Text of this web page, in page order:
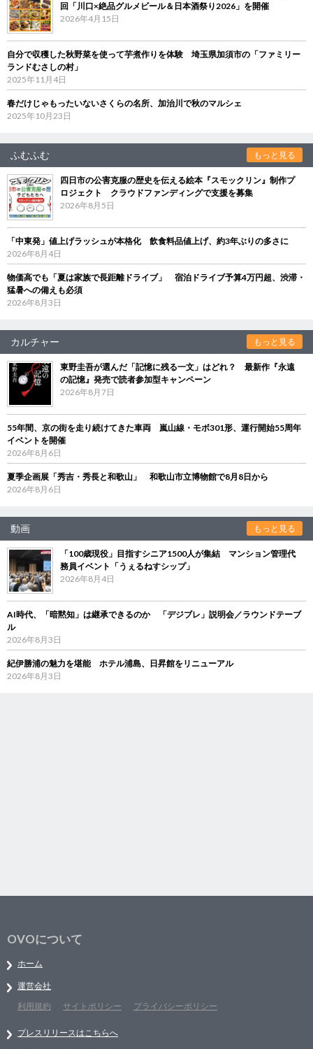
回「川口×絶品グルメビール＆日本酒祭り2026」を開催
2026年4月15日
自分で収穫した秋野菜を使って芋煮作りを体験 埼玉県加須市の「ファミリー
ランドむさしの村」
2025年11月4日
春だけじゃもったいないさくらの名所、加治川で秋のマルシェ
2025年10月23日
ふむふむ もっと見る
四日市の公害克服の歴史を伝える絵本『スモックリン』制作プ
ロジェクト クラウドファンディングで支援を募集
2026年8月5日
「中東発」値上げラッシュが本格化 飲食料品値上げ、約3年ぶりの多さに
2026年8月4日
物価高でも「夏は家族で長距離ドライブ」 宿泊ドライブ予算4万円超、渋滞・
猛暑への備えも必須
2026年8月3日
カルチャー もっと見る
東野圭吾が選んだ「記憶に残る一文」はどれ？ 最新作『永遠
の記憶』発売で読者参加型キャンペーン
2026年8月7日
55年間、京の街を走り続けてきた車両 嵐山線・モボ301形、運行開始55周年
イベントを開催
2026年8月6日
夏季企画展「秀吉・秀長と和歌山」 和歌山市立博物館で8月8日から
2026年8月6日
動画 もっと見る
「100歳現役」目指すシニア1500人が集結 マンション管理代
務員イベント「うぇるねすシップ」
2026年8月4日
AI時代、「暗黙知」は継承できるのか 「デジブレ」説明会／ラウンドテーブ
ル
2026年8月3日
紀伊勝浦の魅力を堪能 ホテル浦島、日昇館をリニューアル
2026年8月3日
OVOについて
ホーム
運営会社
利用規約
サイトポリシー プライバシーポリシー
プレスリリースはこちらへ